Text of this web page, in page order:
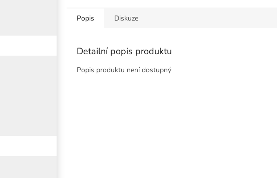
Popis Diskuze
Detailní popis produktu
Popis produktu není dostupný